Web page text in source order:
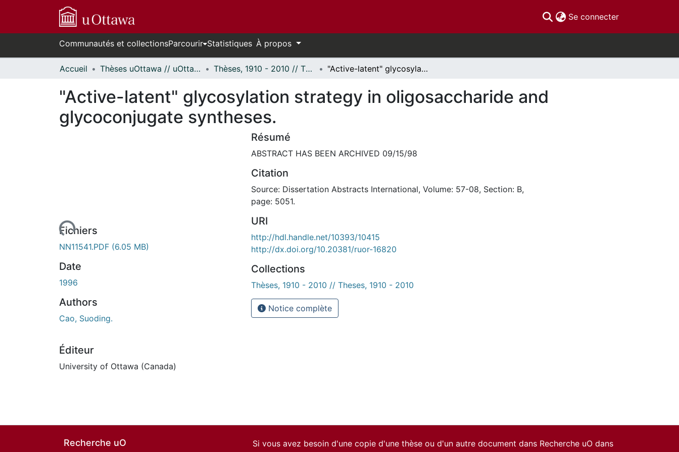
Se connecter(current)
Communautés et collectionsParcourir Statistiques À propos
Accueil Thèses uOttawa // uOttawa Theses Thèses, 1910 - 2010 // Theses, 1910 - 2010 "Active-latent" glycosylation strategy in oligosaccharide and glycoconjugate syntheses.
"Active-latent" glycosylation strategy in oligosaccharide and
glycoconjugate syntheses.
de chargement...Fichiers
NN11541.PDF (6.05 MB)
Date
1996
Authors
Cao, Suoding.
Éditeur
University of Ottawa (Canada)
Résumé
ABSTRACT HAS BEEN ARCHIVED 09/15/98
Citation
Source: Dissertation Abstracts International, Volume: 57-08, Section: B,
page: 5051.
URI
http://hdl.handle.net/10393/10415
http://dx.doi.org/10.20381/ruor-16820
Collections
Thèses, 1910 - 2010 // Theses, 1910 - 2010
Notice complète
Recherche uO
Si vous avez besoin d'une copie d'une thèse ou d'un autre document dans Recherche uO dans